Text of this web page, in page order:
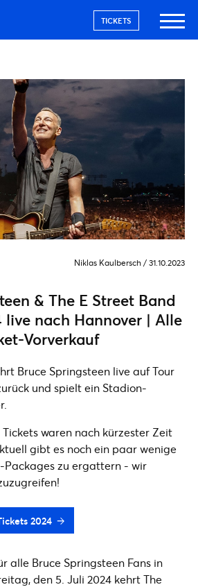
TICKETS
Niklas Kaulbersch / 31.10.2023
& The E Street Band
live nach Hannover | Alle
Vorverkauf
Bruce Springsteen live auf Tour
und spielt ein Stadion-
Tickets waren nach kürzester Zeit
gibt es noch ein paar wenige
Packages zu ergattern - wir
2024
alle Bruce Springsteen Fans in
den 5. Juli 2024 kehrt The